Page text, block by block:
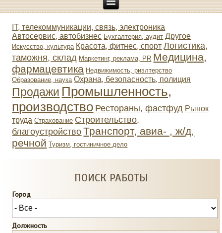
IT, телекоммуникации, связь, электроника
Автосервис, автобизнес Бухгалтерия, аудит Другое
Искусство, культура Красота, фитнес, спорт Логистика,
таможня, склад Маркетинг, реклама, PR Медицина,
фармацевтика Недвижимость, риэлтeрство
Образование, наука Охрана, безопасность, полиция
Продажи Промышленность,
производство Рестораны, фастфуд Рынок
труда Страхование Строительство,
благоустройство Транспорт, авиа- , ж/д,
речной Туризм, гостиничное дело
ПОИСК РАБОТЫ
Город
Должность